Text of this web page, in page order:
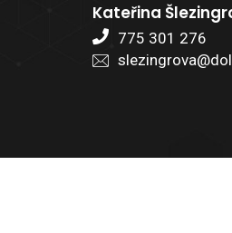
Kateřina
775 301 276